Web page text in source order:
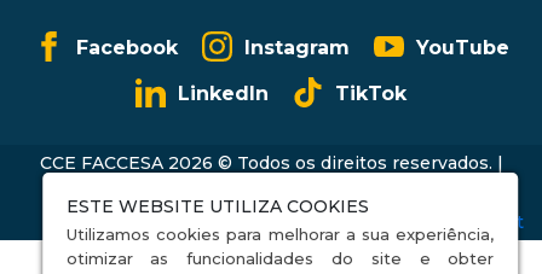
Facebook Instagram
YouTube
LinkedIn
TikTok
CCE FACCESA 2026 © Todos os direitos reservados. |
ESTE WEBSITE UTILIZA COOKIES
Utilizamos cookies para melhorar a sua experiência,
otimizar as funcionalidades do site e obter